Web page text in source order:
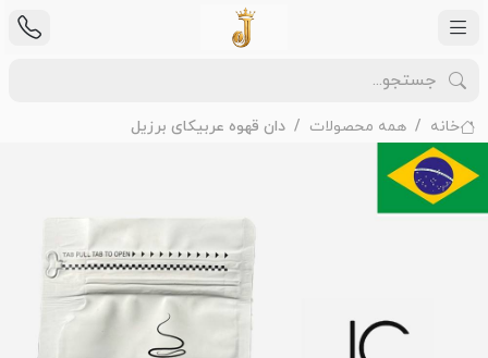
خانه همه محصولات دان قهوه عربیکای برزیل